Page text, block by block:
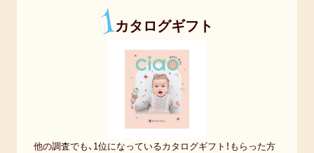
1カタログギフト
他の調査でも、1位になっているカタログギフト！もらった方